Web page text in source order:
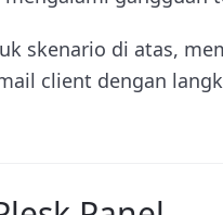
skenario di atas,
client dengan